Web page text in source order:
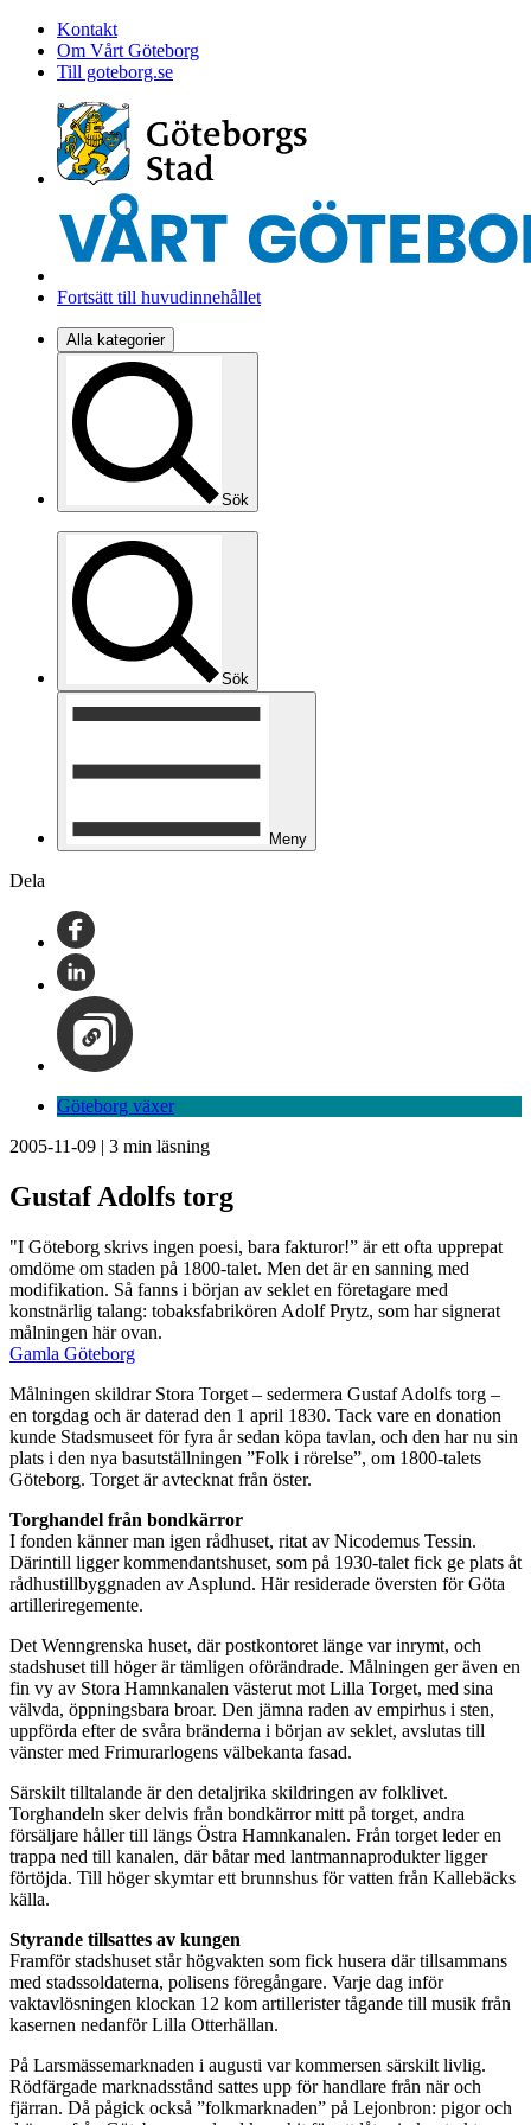
Kontakt
Om Vårt Göteborg
Till goteborg.se
Fortsätt till huvudinnehållet
Alla kategorier
Sök
Sök
Meny
Dela
Göteborg växer
2005-11-09 | 3 min läsning
Gustaf Adolfs torg
"I Göteborg skrivs ingen poesi, bara fakturor!” är ett ofta upprepat
omdöme om staden på 1800-talet. Men det är en sanning med
modifikation. Så fanns i början av seklet en företagare med
konstnärlig talang: tobaksfabrikören Adolf Prytz, som har signerat
målningen här ovan.
Gamla Göteborg
Målningen skildrar Stora Torget – sedermera Gustaf Adolfs torg –
en torgdag och är daterad den 1 april 1830. Tack vare en donation
kunde Stadsmuseet för fyra år sedan köpa tavlan, och den har nu sin
plats i den nya basutställningen ”Folk i rörelse”, om 1800-talets
Göteborg. Torget är avtecknat från öster.
Torghandel från bondkärror
I fonden känner man igen rådhuset, ritat av Nicodemus Tessin.
Därintill ligger kommendantshuset, som på 1930-talet fick ge plats åt
rådhustillbyggnaden av Asplund. Här residerade översten för Göta
artilleriregemente.
Det Wenngrenska huset, där postkontoret länge var inrymt, och
stadshuset till höger är tämligen oförändrade. Målningen ger även en
fin vy av Stora Hamnkanalen västerut mot Lilla Torget, med sina
välvda, öppningsbara broar. Den jämna raden av empirhus i sten,
uppförda efter de svåra bränderna i början av seklet, avslutas till
vänster med Frimurarlogens välbekanta fasad.
Särskilt tilltalande är den detaljrika skildringen av folklivet.
Torghandeln sker delvis från bondkärror mitt på torget, andra
försäljare håller till längs Östra Hamnkanalen. Från torget leder en
trappa ned till kanalen, där båtar med lantmannaprodukter ligger
förtöjda. Till höger skymtar ett brunnshus för vatten från Kallebäcks
källa.
Styrande tillsattes av kungen
Framför stadshuset står högvakten som fick husera där tillsammans
med stadssoldaterna, polisens föregångare. Varje dag inför
vaktavlösningen klockan 12 kom artillerister tågande till musik från
kasernen nedanför Lilla Otterhällan.
På Larsmässemarknaden i augusti var kommersen särskilt livlig.
Rödfärgade marknadsstånd sattes upp för handlare från när och
fjärran. Då pågick också ”folkmarknaden” på Lejonbron: pigor och